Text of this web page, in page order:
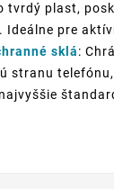
tvrdý plast,
pre
sklá: